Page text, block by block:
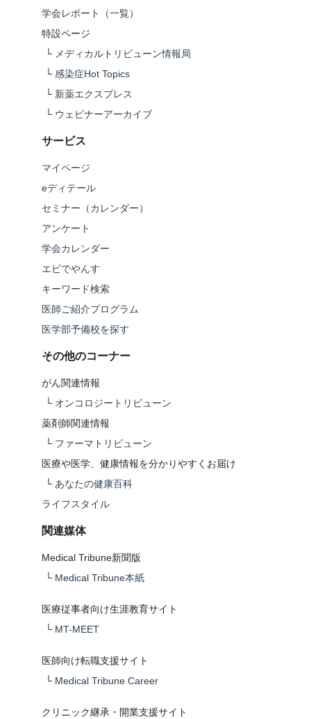
学会レポート（一覧）
特設ページ
└ メディカルトリビューン情報局
└ 感染症Hot Topics
└ 新薬エクスプレス
└ ウェビナーアーカイブ
サービス
マイページ
eディテール
セミナー（カレンダー）
アンケート
学会カレンダー
エビでやんす
キーワード検索
医師ご紹介プログラム
医学部予備校を探す
その他のコーナー
がん関連情報
└ オンコロジートリビューン
薬剤師関連情報
└ ファーマトリビューン
医療や医学、健康情報を分かりやすくお届け
└ あなたの健康百科
ライフスタイル
関連媒体
Medical Tribune新聞版
└ Medical Tribune本紙
医療従事者向け生涯教育サイト
└ MT-MEET
医師向け転職支援サイト
└ Medical Tribune Career
クリニック継承・開業支援サイト